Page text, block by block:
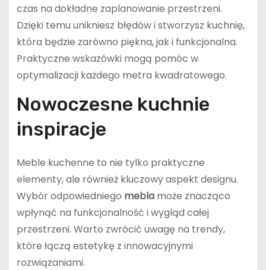
czas na dokładne zaplanowanie przestrzeni.
Dzięki temu unikniesz błędów i stworzysz kuchnię,
która będzie zarówno piękna, jak i funkcjonalna.
Praktyczne wskazówki mogą pomóc w
optymalizacji każdego metra kwadratowego.
Nowoczesne kuchnie
inspiracje
Meble kuchenne to nie tylko praktyczne
elementy, ale również kluczowy aspekt designu.
Wybór odpowiedniego meblamoże znacząco
wpłynąć na funkcjonalność i wygląd całej
przestrzeni. Warto zwrócić uwagę na trendy,
które łączą estetykę z innowacyjnymi
rozwiązaniami.